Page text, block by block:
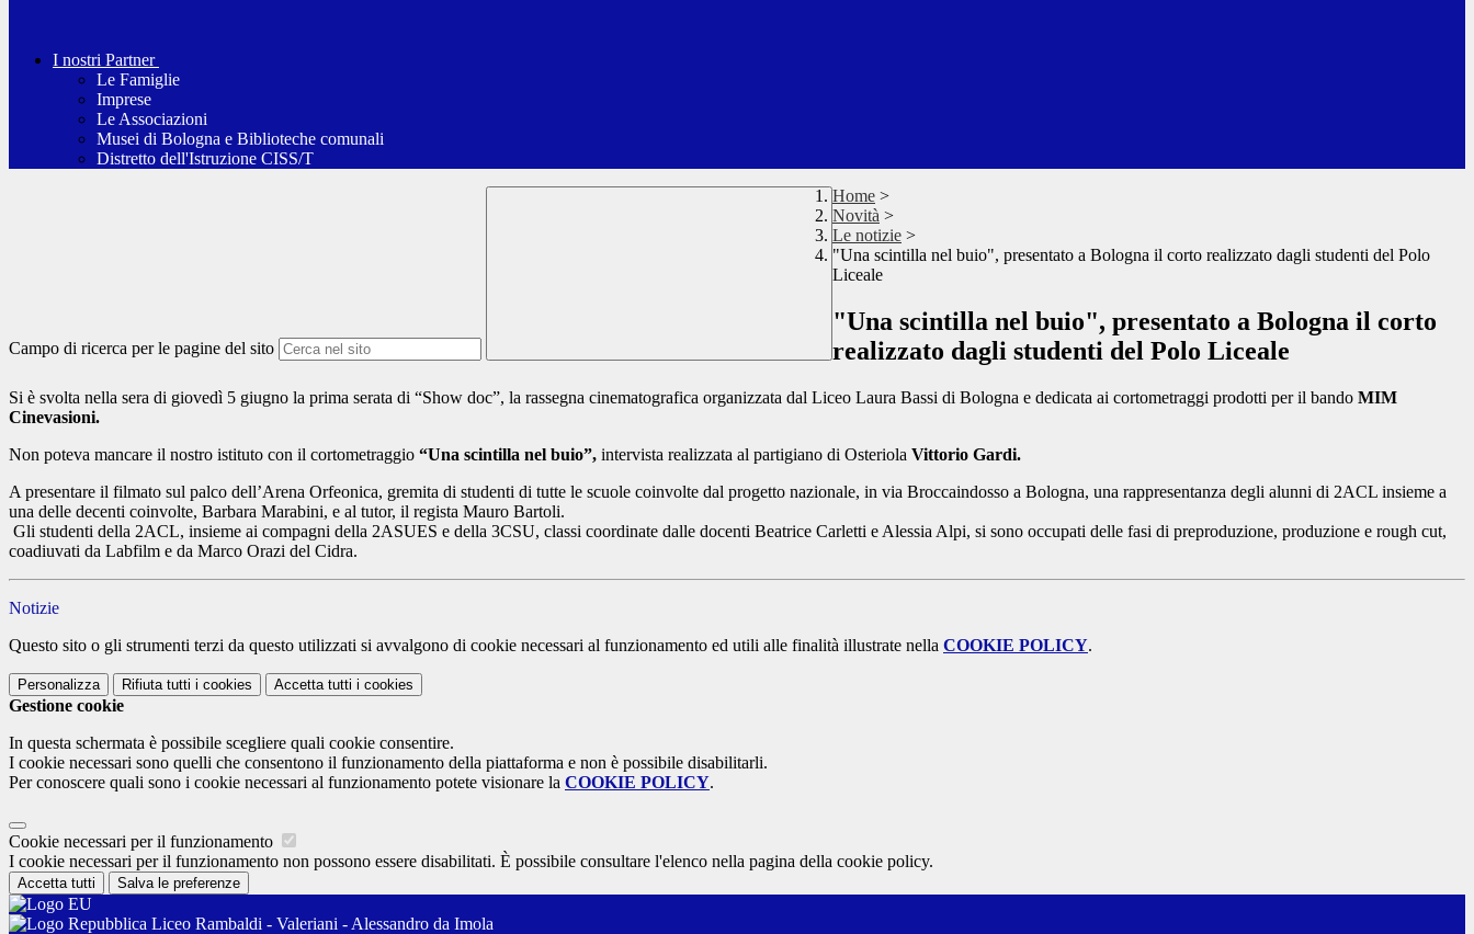
I nostri Partner
Le Famiglie
Imprese
Le Associazioni
Musei di Bologna e Biblioteche comunali
Distretto dell'Istruzione CISS/T
Campo di ricerca per le pagine del sito
Home >
Novità >
Le notizie >
"Una scintilla nel buio", presentato a Bologna il corto realizzato dagli studenti del Polo
Liceale
"Una scintilla nel buio", presentato a Bologna il corto
realizzato dagli studenti del Polo Liceale
Si è svolta nella sera di giovedì 5 giugno la prima serata di “Show doc”, la rassegna cinematografica organizzata dal Liceo Laura Bassi di Bologna e dedicata ai cortometraggi prodotti per il bando MIM
Cinevasioni.
Non poteva mancare il nostro istituto con il cortometraggio “Una scintilla nel buio”, intervista realizzata al partigiano di Osteriola Vittorio Gardi.
A presentare il filmato sul palco dell’Arena Orfeonica, gremita di studenti di tutte le scuole coinvolte dal progetto nazionale, in via Broccaindosso a Bologna, una rappresentanza degli alunni di 2ACL insieme a
una delle decenti coinvolte, Barbara Marabini, e al tutor, il regista Mauro Bartoli.
Gli studenti della 2ACL, insieme ai compagni della 2ASUES e della 3CSU, classi coordinate dalle docenti Beatrice Carletti e Alessia Alpi, si sono occupati delle fasi di preproduzione, produzione e rough cut,
coadiuvati da Labfilm e da Marco Orazi del Cidra.
Notizie
Questo sito o gli strumenti terzi da questo utilizzati si avvalgono di cookie necessari al funzionamento ed utili alle finalità illustrate nella COOKIE POLICY.
Personalizza Rifiuta tutti i cookies Accetta tutti i cookies
Gestione cookie
In questa schermata è possibile scegliere quali cookie consentire.
I cookie necessari sono quelli che consentono il funzionamento della piattaforma e non è possibile disabilitarli.
Per conoscere quali sono i cookie necessari al funzionamento potete visionare la COOKIE POLICY.
Cookie necessari per il funzionamento
I cookie necessari per il funzionamento non possono essere disabilitati. È possibile consultare l'elenco nella pagina della cookie policy.
Accetta tutti Salva le preferenze
Liceo Rambaldi - Valeriani - Alessandro da Imola